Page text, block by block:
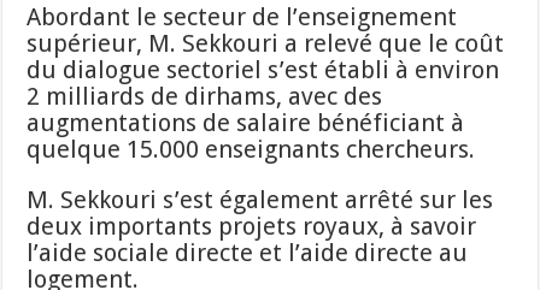
Abordant le secteur de l’enseignement
supérieur, M. Sekkouri a relevé que le coût
du dialogue sectoriel s’est établi à environ
2 milliards de dirhams, avec des
augmentations de salaire bénéficiant à
quelque 15.000 enseignants chercheurs.
M. Sekkouri s’est également arrêté sur les
deux importants projets royaux, à savoir
l’aide sociale directe et l’aide directe au
logement.